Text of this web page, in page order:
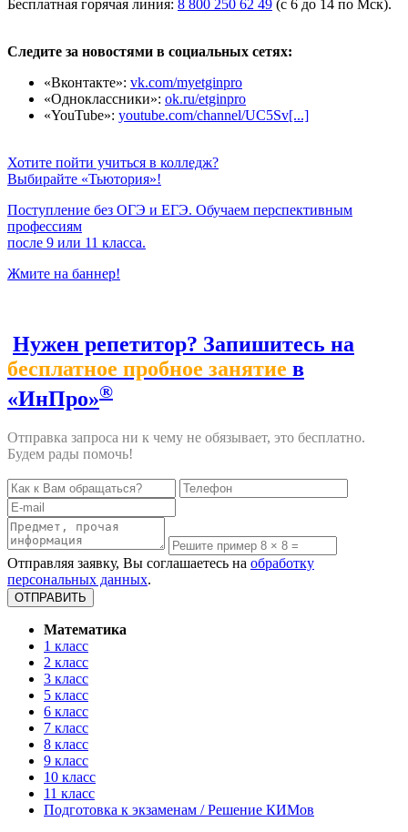
Бесплатная горячая линия: 8 800 250 62 49 (с 6 до 14 по Мск).
Следите за новостями в социальных сетях:
«Вконтакте»: vk.com/myetginpro
«Одноклассники»: ok.ru/etginpro
«YouTube»: youtube.com/channel/UC5Sv[...]
Хотите пойти учиться в колледж?
Выбирайте «Тьютория»!
Поступление без ОГЭ и ЕГЭ. Обучаем перспективным
профессиям
после 9 или 11 класса.
Жмите на баннер!
Нужен репетитор? Запишитесь на
бесплатное пробное занятие в
«ИнПро»®
Отправка запроса ни к чему не обязывает, это бесплатно.
Будем рады помочь!
Отправляя заявку, Вы соглашаетесь на обработку
персональных данных.
Математика
1 класс
2 класс
3 класс
5 класс
6 класс
7 класс
8 класс
9 класс
10 класс
11 класс
Подготовка к экзаменам / Решение КИМов